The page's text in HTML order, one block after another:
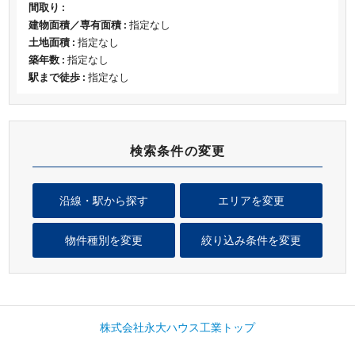
検索条件の変更
エリアを変更
沿線・駅から探す
物件種別を変更 絞り込み条件を変更
間取り :
建物面積／専有面積 : 指定なし
土地面積 : 指定なし
築年数 : 指定なし
駅まで徒歩 : 指定なし
株式会社永大ハウス工業トップ